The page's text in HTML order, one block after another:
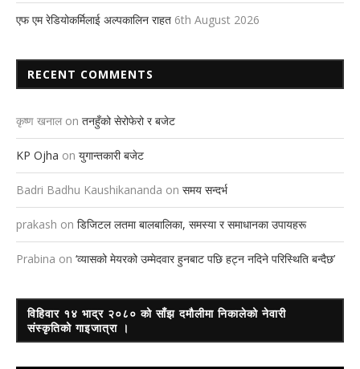
एफ एम रेडियोकर्मिलाई अल्पकालिन राहत 6th August 2026
RECENT COMMENTS
कृष्ण खनाल on तनहुँको सेरोफेरो र बजेट
KP Ojha on युगान्तकारी बजेट
Badri Badhu Kaushikananda on समय सन्दर्भ
prakash on डिजिटल लतमा बालबालिका, समस्या र समाधानका उपायहरू
Prabina on ‘व्यासको मेयरको उम्मेदवार हुनबाट पछि हट्न नदिने परिस्थिति बन्दैछ’
विहिवार १४ भाद्र २०८० को साँझ दमौलीमा निकालेको नेवारी
संस्कृतिको गाइजात्रा ।